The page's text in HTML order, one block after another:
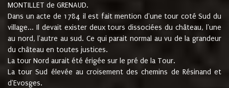
MONTILLET de GRENAUD.
Dans un acte de 1784 il est fait mention d'une tour coté Sud du
village... Il devait exister deux tours dissociées du château, l'une
au nord, l'autre au sud. Ce qui parait normal au vu de la grandeur
du château en toutes justices.
La tour Nord aurait été érigée sur le pré de la Tour.
La tour Sud élevée au croisement des chemins de Résinand et
d'Evosges.